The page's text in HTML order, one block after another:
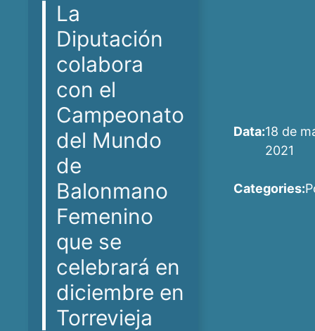
La
Diputación
colabora
con el
Campeonato
del Mundo
de
Balonmano
Femenino
que se
celebrará en
diciembre en
Torrevieja
Data:18 de
2021
Categories: